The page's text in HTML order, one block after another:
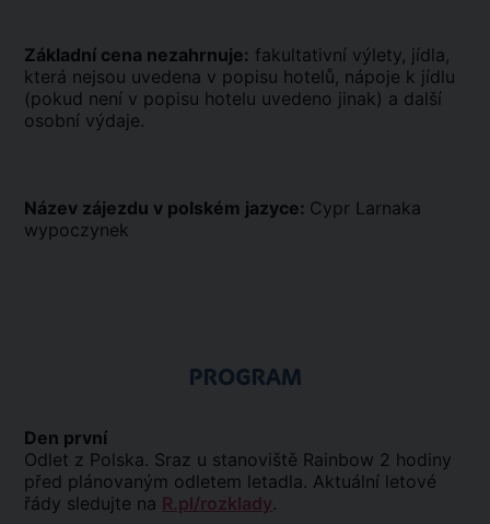
Základní cena nezahrnuje: fakultativní výlety, jídla,
která nejsou uvedena v popisu hotelů, nápoje k jídlu
(pokud není v popisu hotelu uvedeno jinak) a další
osobní výdaje.
Název zájezdu v polském jazyce: Cypr Larnaka
wypoczynek
PROGRAM
Den první
Odlet z Polska. Sraz u stanoviště Rainbow 2 hodiny
před plánovaným odletem letadla. Aktuální letové
řády sledujte na R.pl/rozklady.